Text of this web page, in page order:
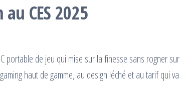
CES 2025
portable de jeu qui mise sur la finesse sans rogner sur
haut de gamme, au design léché et au tarif qui va